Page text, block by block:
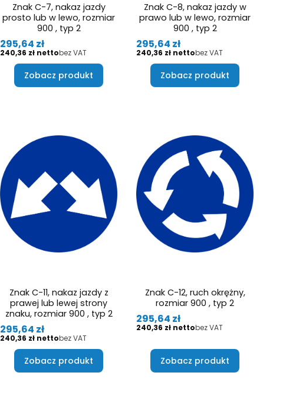
Znak C-7, nakaz jazdy
prosto lub w lewo, rozmiar
900 , typ 2
Cena
295,64 zł
Cena
240,36 zł bez VAT
Zobacz produkt
Znak C-8, nakaz jazdy w
prawo lub w lewo, rozmiar
900 , typ 2
Cena
295,64 zł
Cena
240,36 zł bez VAT
Zobacz produkt
Znak C-11, nakaz jazdy z
prawej lub lewej strony
znaku, rozmiar 900 , typ 2
Cena
295,64 zł
Cena
240,36 zł bez VAT
Zobacz produkt
Znak C-12, ruch okrężny,
rozmiar 900 , typ 2
Cena
295,64 zł
Cena
240,36 zł bez VAT
Zobacz produkt